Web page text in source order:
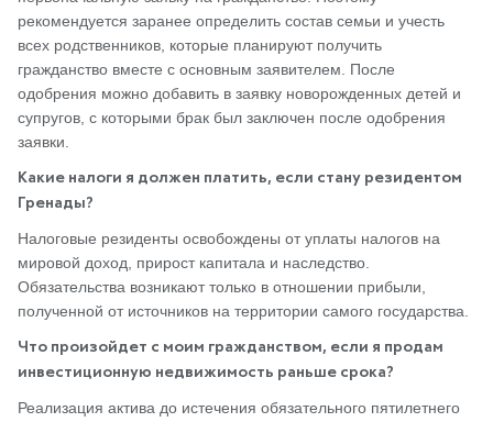
рекомендуется заранее определить состав семьи и учесть
всех родственников, которые планируют получить
гражданство вместе с основным заявителем. После
одобрения можно добавить в заявку новорожденных детей и
супругов, с которыми брак был заключен после одобрения
заявки.
Какие налоги я должен платить, если стану резидентом
Гренады?
Налоговые резиденты освобождены от уплаты налогов на
мировой доход, прирост капитала и наследство.
Обязательства возникают только в отношении прибыли,
полученной от источников на территории самого государства.
Что произойдет с моим гражданством, если я продам
инвестиционную недвижимость раньше срока?
Реализация актива до истечения обязательного пятилетнего